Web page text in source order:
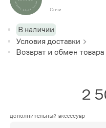
Сочи
В наличии
Условия доставки
Возврат и обмен товара
2
дополнительный аксессуар